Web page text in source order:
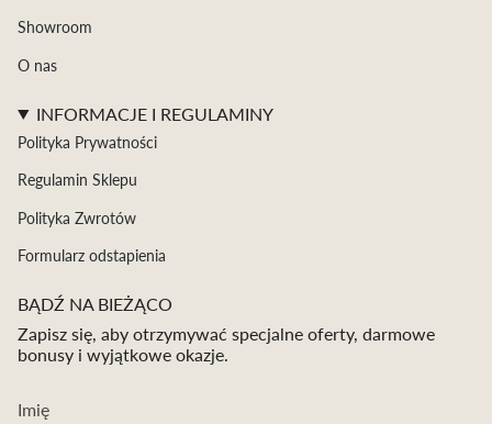
Showroom
O nas
INFORMACJE I REGULAMINY
Polityka Prywatności
Regulamin Sklepu
Polityka Zwrotów
Formularz odstapienia
BĄDŹ NA BIEŻĄCO
Zapisz się, aby otrzymywać specjalne oferty, darmowe
bonusy i wyjątkowe okazje.